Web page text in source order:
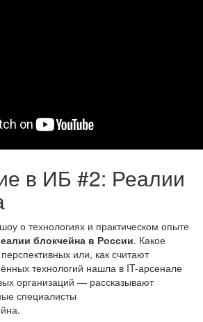
в ИБ #2: Реалии
о технологиях и практическом опыте
блокчейна в России. Какое
или, как считают
технологий нашла в IT-арсенале
организаций — рассказывают
специалисты